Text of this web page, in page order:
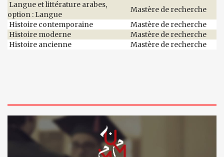
Langue et littérature arabes,
option : Langue
Mastère de recherche
Histoire contemporaine
Mastère de recherche
Histoire moderne
Mastère de recherche
Histoire ancienne
Mastère de recherche